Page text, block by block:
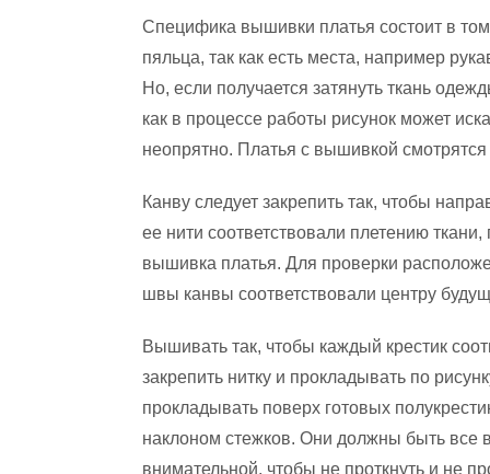
Специфика вышивки платья состоит в
пяльца, так как есть места, например
Но, если получается затянуть ткань
как в процессе работы рисунок может
неопрятно. Платья с вышивкой
Канву следует закрепить так, чтобы
ее нити соответствовали плетению ткани,
вышивка платья. Для проверки
швы канвы соответствовали центру
Вышивать так, чтобы каждый крестик
закрепить нитку и прокладывать по
прокладывать поверх готовых
наклоном стежков. Они должны быть все
внимательной, чтобы не проткнуть и не